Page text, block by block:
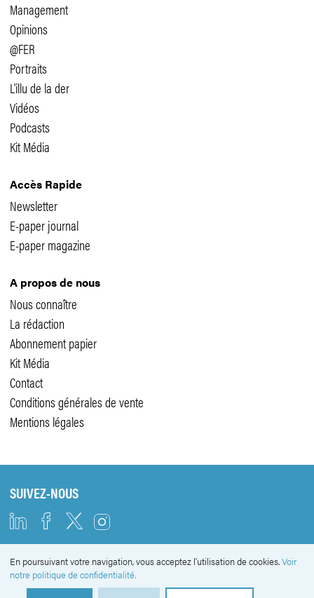
Management
Opinions
@FER
Portraits
L'illu de la der
Vidéos
Podcasts
Kit Média
Accès Rapide
Newsletter
E-paper journal
E-paper magazine
A propos de nous
Nous connaître
La rédaction
Abonnement papier
Kit Média
Contact
Conditions générales de vente
Mentions légales
SUIVEZ-NOUS
NEWSLETTER
En poursuivant votre navigation, vous acceptez l'utilisation de cookies.Voir
notre politique de confidentialité.